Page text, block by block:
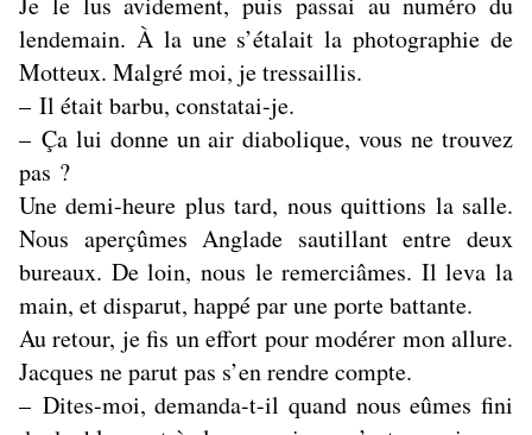
lendemain. À la une s’étalait la photographie de
Motteux. Malgré moi, je tressaillis.
– Il était barbu, constatai-je.
– Ça lui donne un air diabolique, vous ne trouvez
pas ?
Une demi-heure plus tard, nous quittions la salle.
Nous aperçûmes Anglade sautillant entre deux
bureaux. De loin, nous le remerciâmes. Il leva la
main, et disparut, happé par une porte battante.
Au retour, je fis un effort pour modérer mon allure.
Jacques ne parut pas s’en rendre compte.
– Dites-moi, demanda-t-il quand nous eûmes fini